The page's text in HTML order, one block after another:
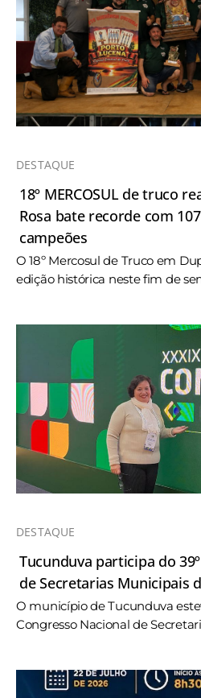
DESTAQUE
18º MERCOSUL de truco
Rosa bate recorde com
campeões
O 18º Mercosul de Truco em
edição histórica neste fim de
DESTAQUE
Tucunduva participa do
de Secretarias Municipais
O município de Tucunduva
Congresso Nacional de